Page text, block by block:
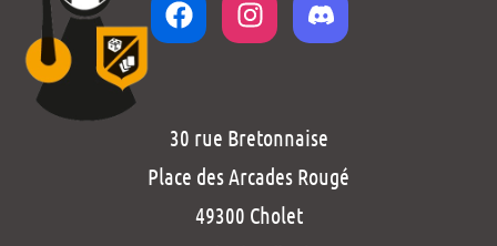
30 rue Bretonnaise
Place des Arcades Rougé
49300 Cholet